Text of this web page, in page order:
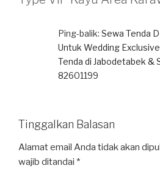
Ping-balik: Sewa Tenda
Untuk Wedding
Tenda di Jabodetabek &
82601199
Tinggalkan Balasan
Alamat email Anda tidak akan
wajib ditandai *